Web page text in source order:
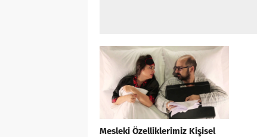
Mesleki Özelliklerimiz Kişisel